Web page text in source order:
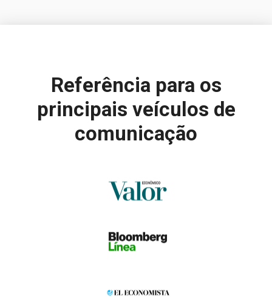
Referência para os
principais veículos de
comunicação